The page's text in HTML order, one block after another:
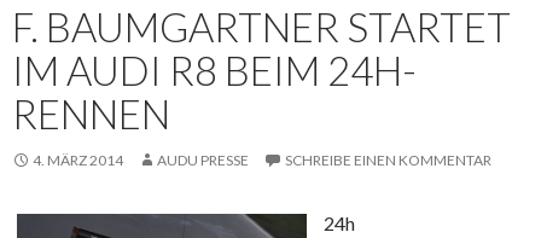
F. BAUMGARTNER STARTET
IM AUDI R8 BEIM 24H-
RENNEN
4. MÄRZ 2014 AUDU PRESSE SCHREIBE EINEN KOMMENTAR
24h